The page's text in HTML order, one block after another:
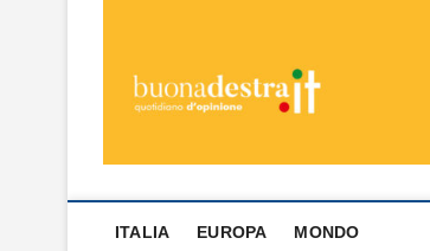
ITALIA EUROPA MONDO